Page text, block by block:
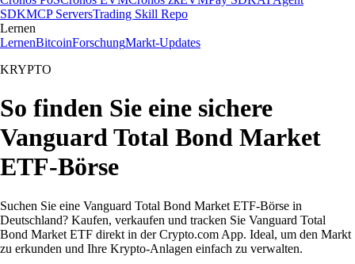
SDKMCP ServersTrading Skill Repo
Lernen
LernenBitcoinForschungMarkt-Updates
KRYPTO
So finden Sie eine sichere
Vanguard Total Bond Market
ETF-Börse
Suchen Sie eine Vanguard Total Bond Market ETF-Börse in
Deutschland? Kaufen, verkaufen und tracken Sie Vanguard Total
Bond Market ETF direkt in der Crypto.com App. Ideal, um den Markt
zu erkunden und Ihre Krypto-Anlagen einfach zu verwalten.